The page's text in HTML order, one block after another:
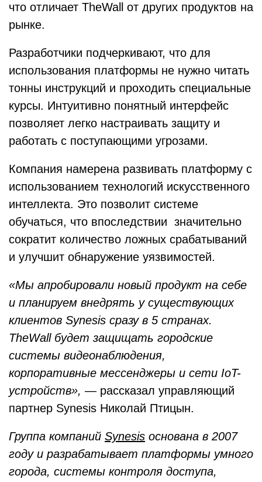
что отличает TheWall от других продуктов на
рынке.
Разработчики подчеркивают, что для
использования платформы не нужно читать
тонны инструкций и проходить специальные
курсы. Интуитивно понятный интерфейс
позволяет легко настраивать защиту и
работать с поступающими угрозами.
Компания намерена развивать платформу с
использованием технологий искусственного
интеллекта. Это позволит системе
обучаться, что впоследствии значительно
сократит количество ложных срабатываний
и улучшит обнаружение уязвимостей.
«Мы апробировали новый продукт на себе
и планируем внедрять у существующих
клиентов Synesis сразу в 5 странах.
TheWall будет защищать городские
системы видеонаблюдения,
корпоративные мессенджеры и сети IoT-
устройств», — рассказал управляющий
партнер Synesis Николай Птицын.
Группа компаний Synesis основана в 2007
году и разрабатывает платформы умного
города, системы контроля доступа,